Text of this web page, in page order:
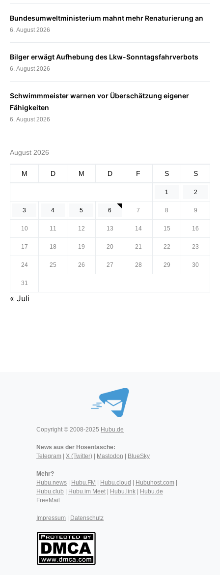
Bundesumweltministerium mahnt mehr Renaturierung an
6. August 2026
Bilger erwägt Aufhebung des Lkw-Sonntagsfahrverbots
6. August 2026
Schwimmmeister warnen vor Überschätzung eigener
Fähigkeiten
6. August 2026
August 2026
M D M D F S S
1 2
3 4 5 6 7 8 9
10 11 12 13 14 15 16
17 18 19 20 21 22 23
24 25 26 27 28 29 30
31
« Juli
Copyright © 2008-2025 Hubu.de
News aus der Hosentasche:
Telegram
X (Twitter) Mastodon BlueSky
Mehr?
Hubu.news
Hubu.FM Hubu.cloud Hubuhost.com
Hubu.club
Hubu.im Meet| Hubu.link
Hubu.de
FreeMail
Impressum Datenschutz